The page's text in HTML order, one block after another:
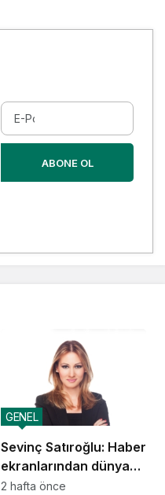
ABONE OL
Sevinç Satıroğlu: Haber
ekranlarından dünya
sahnelerine taşınan
GENEL
2 hafta önce